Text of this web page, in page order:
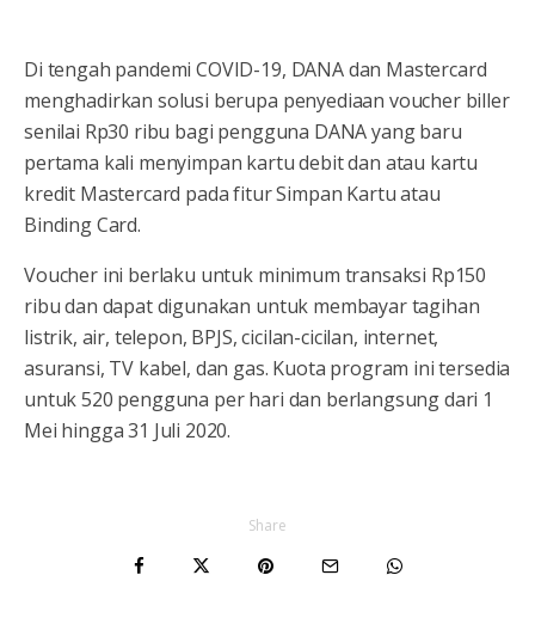
Di tengah pandemi COVID-19, DANA dan Mastercard
menghadirkan solusi berupa penyediaan voucher biller
senilai Rp30 ribu bagi pengguna DANA yang baru
pertama kali menyimpan kartu debit dan atau kartu
kredit Mastercard pada fitur Simpan Kartu atau
Binding Card.
Voucher ini berlaku untuk minimum transaksi Rp150
ribu dan dapat digunakan untuk membayar tagihan
listrik, air, telepon, BPJS, cicilan-cicilan, internet,
asuransi, TV kabel, dan gas. Kuota program ini tersedia
untuk 520 pengguna per hari dan berlangsung dari 1
Mei hingga 31 Juli 2020.
Share